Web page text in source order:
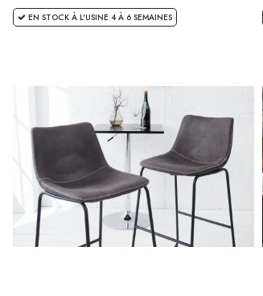
EN STOCK À L'USINE 4 À 6 SEMAINES